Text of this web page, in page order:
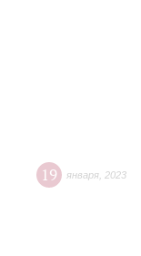
19 января 2023